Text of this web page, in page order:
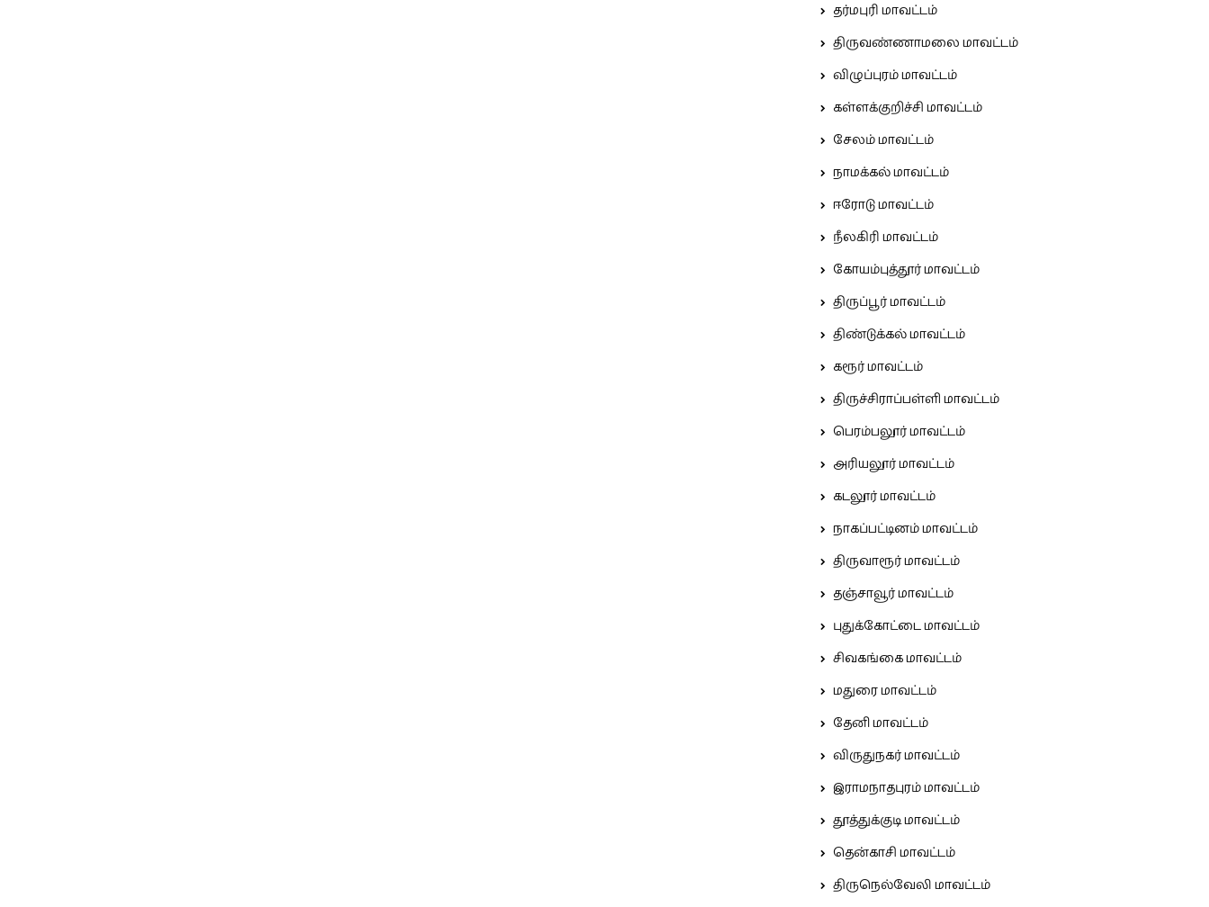
தர்மபுரி மாவட்டம்
திருவண்ணாமலை மாவட்டம்
விழுப்புரம் மாவட்டம்
கள்ளக்குறிச்சி மாவட்டம்
சேலம் மாவட்டம்
நாமக்கல் மாவட்டம்
ஈரோடு மாவட்டம்
நீலகிரி மாவட்டம்
கோயம்புத்தூர் மாவட்டம்
திருப்பூர் மாவட்டம்
திண்டுக்கல் மாவட்டம்
கரூர் மாவட்டம்
திருச்சிராப்பள்ளி மாவட்டம்
பெரம்பலூர் மாவட்டம்
அரியலூர் மாவட்டம்
கடலூர் மாவட்டம்
நாகப்பட்டினம் மாவட்டம்
திருவாரூர் மாவட்டம்
தஞ்சாவூர் மாவட்டம்
புதுக்கோட்டை மாவட்டம்
சிவகங்கை மாவட்டம்
மதுரை மாவட்டம்
தேனி மாவட்டம்
விருதுநகர் மாவட்டம்
இராமநாதபுரம் மாவட்டம்
தூத்துக்குடி மாவட்டம்
தென்காசி மாவட்டம்
திருநெல்வேலி மாவட்டம்